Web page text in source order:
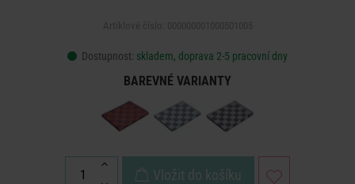
Dostupnost: skladem, doprava 2-5 pracovní dny
BAREVNÉ VARIANTY
Vložit do košíku